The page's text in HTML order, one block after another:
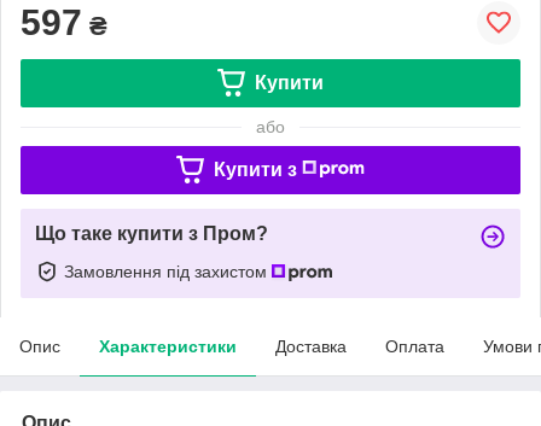
597 ₴
Купити
або
Купити з
Що таке купити з Пром?
Замовлення під захистом
Опис Характеристики Доставка Оплата Умови